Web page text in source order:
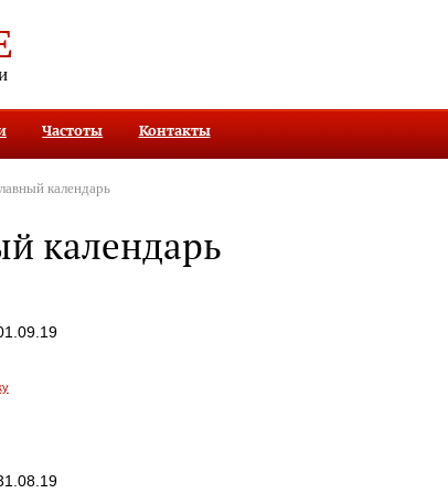
Частоты Контакты
календарь
календарь